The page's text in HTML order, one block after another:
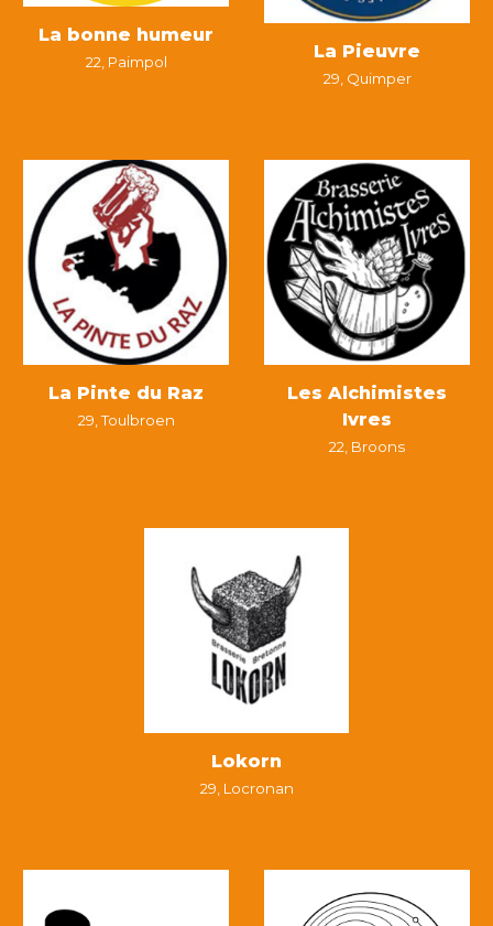
La bonne humeur
22, Paimpol
La Pieuvre
29, Quimper
La Pinte du Raz
29, Toulbroen
Les Alchimistes
Ivres
22, Broons
Lokorn
29, Locronan